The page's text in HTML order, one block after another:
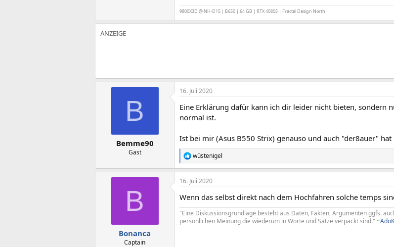
9800X3D @ NH-D15 | B650 | 64 GB | RTX 4080S | Fractal Design North
B
Bemme90
Gast
16. Juli 2020
Eine Erklärung dafür kann ich dir leider nicht bieten, sondern
normal ist.
Ist bei mir (Asus B550 Strix) genauso und auch "der8auer"
R
e
a
k
i
o
n
e
wüstenigel
B
Bonanca
Captain
16. Juli 2020
Wenn das selbst direkt nach dem Hochfahren solche temps
"Eine Diskussionsgrundlage besteht aus Daten, Fakten, Argumenten ggfs.
persönlichen Meinung die wiederum in Worte und Sätze verpackt sind." ~AdoK